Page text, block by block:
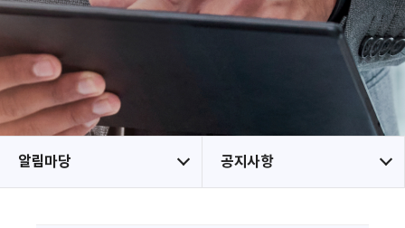
알림마당 공지사항